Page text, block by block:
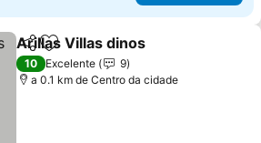
PartilharAdicionar aos favoritos
Arillas Villas dinos
10 Excelente
9
a 0.1 km de Centro da cidade